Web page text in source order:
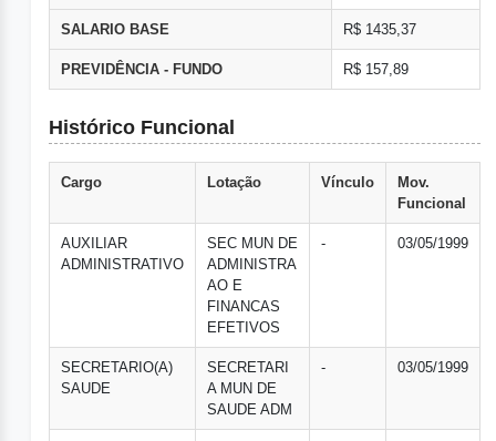
SALARIO BASE R$ 1435,37
PREVIDÊNCIA - FUNDO R$ 157,89
Histórico Funcional
Cargo Lotação Vínculo
Mov.
Funcional
AUXILIAR
ADMINISTRATIVO
SEC MUN DE
ADMINISTRA
AO E
FINANCAS
EFETIVOS
- 03/05/1999
SECRETARIO(A)
SAUDE
SECRETARI
A MUN DE
SAUDE ADM
- 03/05/1999